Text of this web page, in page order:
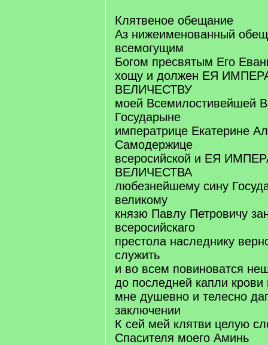
Клятвеное обещание
Аз нижеименованный
всемогущим
Богом пресвятым Его
хощу и должен ЕЯ
ВЕЛИЧЕСТВУ
моей Всемилостивейшей
Государыне
императрице Екатерине
Самодержице
всеросийской и ЕЯ
ВЕЛИЧЕСТВА
любезнейшему сину
великому
князю Павлу Петровичу
всеросийскаго
престола наследнику
служить
и во всем повиноватся
до последней капли крови
мне душевно и телесно
заключении
К сей мей клятви целую
Спасителя моего Аминь